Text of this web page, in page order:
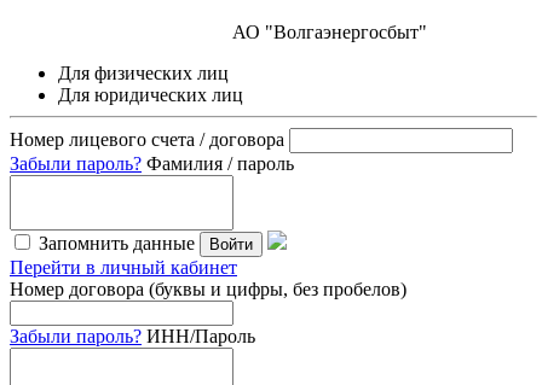
АО "Волгаэнергосбыт"
Для физических лиц
Для юридических лиц
Номер лицевого счета / договора
Забыли пароль? Фамилия / пароль
Запомнить данные Войти
Перейти в личный кабинет
Номер договора (буквы и цифры, без пробелов)
Забыли пароль? ИНН/Пароль